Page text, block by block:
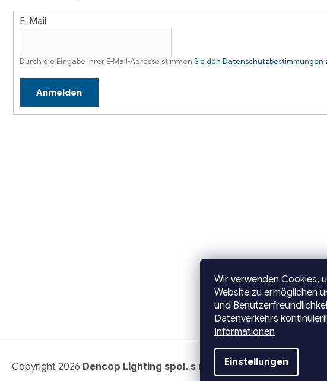
Wir verwenden Cookies,
Website zu ermöglichen
und
Datenverkehrs
Informationen
Einstellungen
E-Mail
Durch die Eingabe Ihrer E-Mail-Adresse stimmen Sie den Datenschutzbestimmungen
Anmelden
Copyright 2026 Dencop Lighting spol. s r.o. . Alle Rechte vorbehalten.